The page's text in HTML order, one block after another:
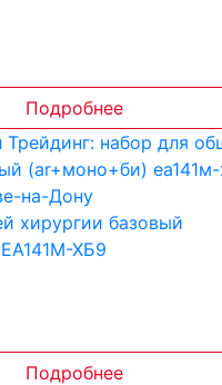
Подробнее
хирургии базовый
ХБ9
Подробнее